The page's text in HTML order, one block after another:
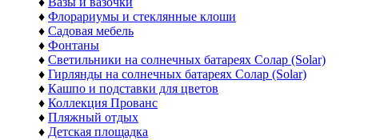
♦ Флорариумы и стеклянные клоши
♦ Садовая мебель
♦ Фонтаны
♦ Светильники на солнечных батареях Солар (Solar)
♦ Гирлянды на солнечных батареях Солар (Solar)
♦ Кашпо и подставки для цветов
♦ Коллекция Прованс
♦ Пляжный отдых
♦ Детская площадка